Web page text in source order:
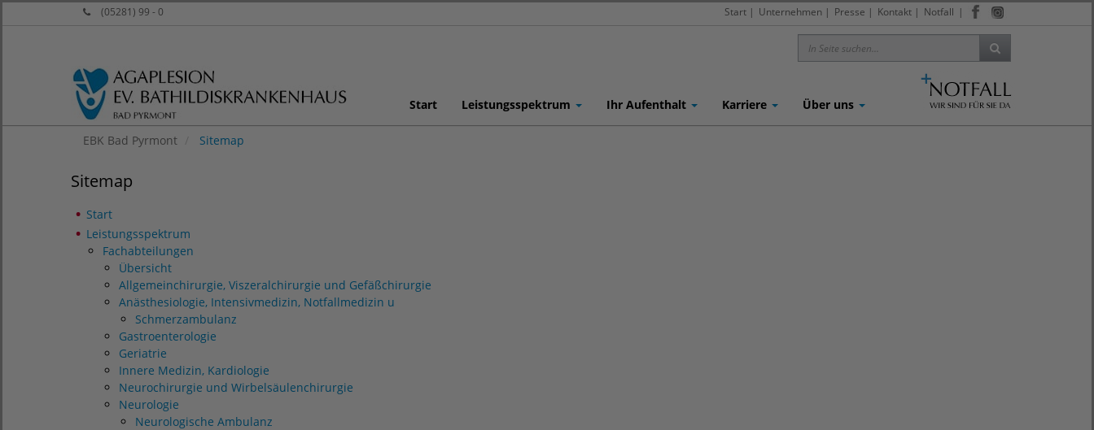
(05281) 99 - 0 |
Start | Unternehmen | Presse | Kontakt | Notfall
Start Leistungsspektrum Ihr Aufenthalt Karriere Über uns
EBK Bad Pyrmont Sitemap
Sitemap
Start
Leistungsspektrum
Fachabteilungen
Übersicht
Allgemeinchirurgie, Viszeralchirurgie und Gefäßchirurgie
Anästhesiologie, Intensivmedizin, Notfallmedizin u
Schmerzambulanz
Gastroenterologie
Geriatrie
Innere Medizin, Kardiologie
Neurochirurgie und Wirbelsäulenchirurgie
Neurologie
Neurologische Ambulanz